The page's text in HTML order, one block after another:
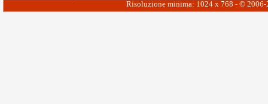
Risoluzione minima: 1024 x 768 - ©